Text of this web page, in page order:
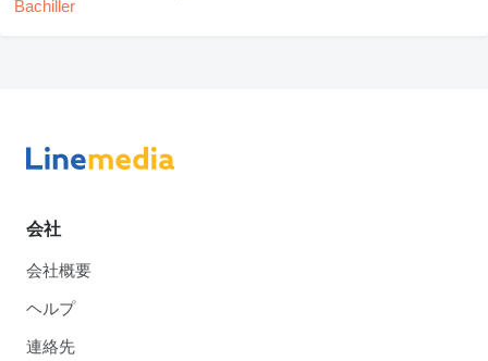
会社
会社概要
ヘルプ
連絡先